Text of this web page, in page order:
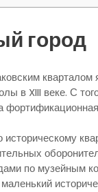
город
кварталом
в XIII веке. С
историческому
по музейным